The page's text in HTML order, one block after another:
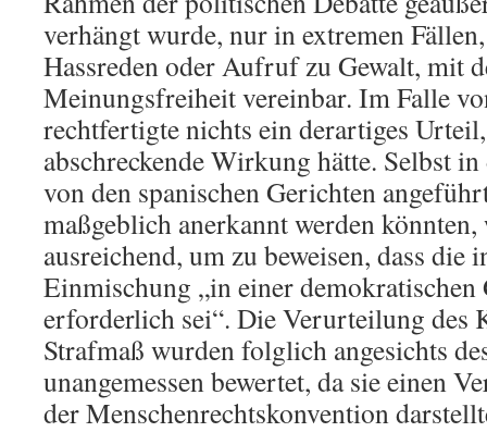
verhängt wurde, nur in extremen
Hassreden oder Aufruf zu Gewalt, mit
Meinungsfreiheit vereinbar. Im Falle
rechtfertigte nichts ein derartiges
abschreckende Wirkung hätte. Selbst
von den spanischen Gerichten
maßgeblich anerkannt werden
ausreichend, um zu beweisen, dass
Einmischung „in einer demokratischen
erforderlich sei“. Die Verurteilung des
Strafmaß wurden folglich angesichts
unangemessen bewertet, da sie einen
der Menschenrechtskonvention